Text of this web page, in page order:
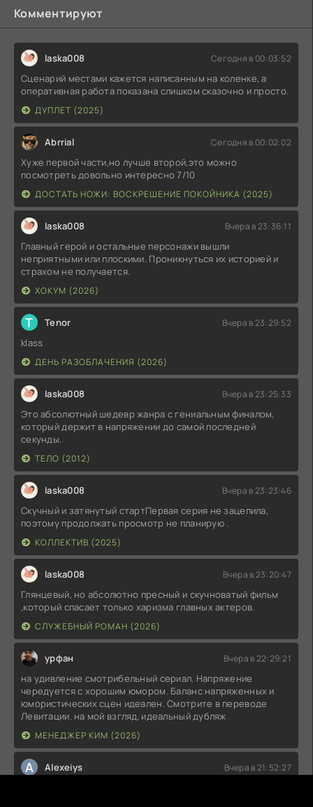
Комментируют
laska008 Сегодня в 00:03:52
Сценарий местами кажется написанным на коленке, а
оперативная работа показана слишком сказочно и просто.
ДУПЛЕТ (2025)
Abrrial Сегодня в 00:02:02
Хуже первой части,но лучше второй,это можно
посмотреть довольно интересно 7/10
ДОСТАТЬ НОЖИ: ВОСКРЕШЕНИЕ ПОКОЙНИКА (2025)
laska008 Вчера в 23:36:11
Главный герой и остальные персонажи вышли
неприятными или плоскими. Проникнуться их историей и
страхом не получается.
ХОКУМ (2026)
T Tenor Вчера в 23:29:52
klass
ДЕНЬ РАЗОБЛАЧЕНИЯ (2026)
laska008 Вчера в 23:25:33
Это абсолютный шедевр жанра с гениальным финалом,
который держит в напряжении до самой последней
секунды.
ТЕЛО (2012)
laska008 Вчера в 23:23:46
Скучный и затянутый стартПервая серия не зацепила,
поэтому продолжать просмотр не планирую .
КОЛЛЕКТИВ (2025)
laska008 Вчера в 23:20:47
Глянцевый, но абсолютно пресный и скучноватый фильм
,который спасает только харизма главных актеров.
СЛУЖЕБНЫЙ РОМАН (2026)
урфан Вчера в 22:29:21
на удивление смотрибельный сериал. Напряжение
чередуется с хорошим юмором. Баланс напряженных и
юмористических сцен идеален. Смотрите в переводе
Левитации. на мой взгляд, идеальный дубляж
МЕНЕДЖЕР КИМ (2026)
A Alexeiys Вчера в 21:52:27